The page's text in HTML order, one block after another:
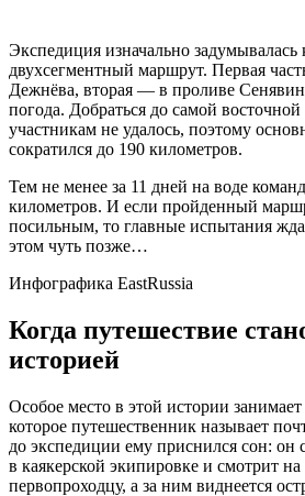
Экспедиция изначально задумывалась
двухсегментный маршрут. Первая
Дежнёва, вторая — в проливе
погода. Добраться до самой
участникам не удалось, поэтому
сократился до 190 километров.
Тем не менее за 11 дней на воде
километров. И если пройденный
посильным, то главные испытания
этом чуть позже…
Инфографика EastRussia
Когда путешествие
историей
Особое место в этой истории
которое путешественник называет
до экспедиции ему приснился сон: он
в каякерской экипировке и смотрит
первопроходцу, а за ним виднеется